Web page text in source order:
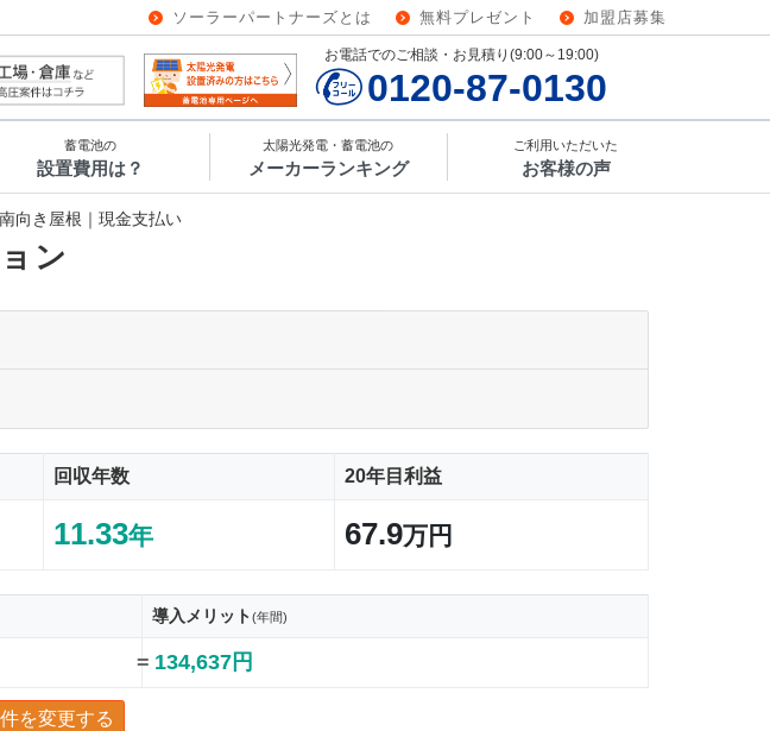
ソーラーパートナーズとは 無料プレゼント 加盟店募集
お電話でのご相談・お見積り(9:00～19:00)
0120-87-0130
蓄電池の
設置費用は？
太陽光発電・蓄電池の
メーカーランキング
ご利用いただいた
お客様の声
向き屋根｜現金支払い
ン
回収年数 20年目利益
11.33年 67.9万円
導入メリット(年間)
= 134,637円
を変更する